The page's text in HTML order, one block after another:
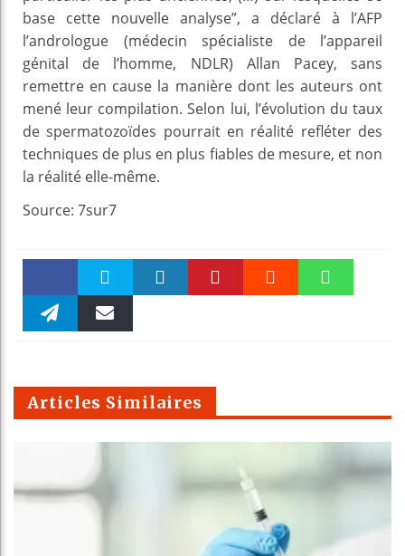
base cette nouvelle analyse”, a déclaré à l’AFP
l’andrologue (médecin spécialiste de l’appareil
génital de l’homme, NDLR) Allan Pacey, sans
remettre en cause la manière dont les auteurs ont
mené leur compilation. Selon lui, l’évolution du taux
de spermatozoïdes pourrait en réalité refléter des
techniques de plus en plus fiables de mesure, et non
la réalité elle-même.
Source: 7sur7
Faceboo Twitter
m
Articles Similaires